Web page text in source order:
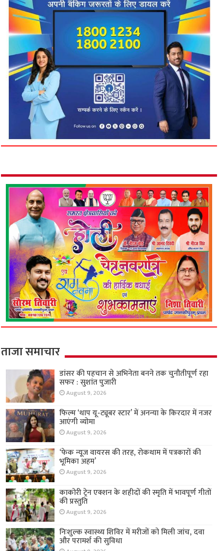
ताजा समाचार
डांसर की पहचान से अभिनेता बनने तक चुनौतीपूर्ण रहा
सफर : सुशांत पुजारी
August 9, 2026
फिल्म ‘थाप यू-ट्यूबर स्टार’ में अनन्या के किरदार में नजर
आएंगी व्योमा
August 9, 2026
‘फेक न्यूज वायरस की तरह, रोकथाम में पत्रकारों की
भूमिका अहम’
August 9, 2026
काकोरी ट्रेन एक्शन के शहीदों की स्मृति में भावपूर्ण गीतों
की प्रस्तुति
August 9, 2026
निःशुल्क स्वास्थ्य शिविर में मरीजों को मिली जांच, दवा
और परामर्श की सुविधा